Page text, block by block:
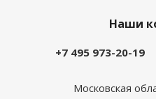
Наши
+7 495 973-20-19
Московская